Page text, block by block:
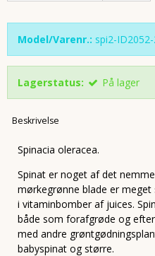
Model/Varenr.: spi2-ID2052-
Lagerstatus: På lager
Beskrivelse
Spinacia oleracea.
Spinat er noget af det
mørkegrønne blade er
i vitaminbomber af juices.
både som forafgrøde og
med andre
babyspinat og større.